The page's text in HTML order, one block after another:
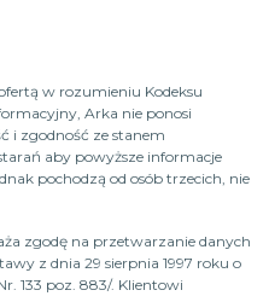
w rozumieniu Kodeksu
Arka nie ponosi
i zgodność ze stanem
aby powyższe informacje
pochodzą od osób trzecich, nie
zgodę na przetwarzanie danych
z dnia 29 sierpnia 1997 roku o
133 poz. 883/. Klientowi